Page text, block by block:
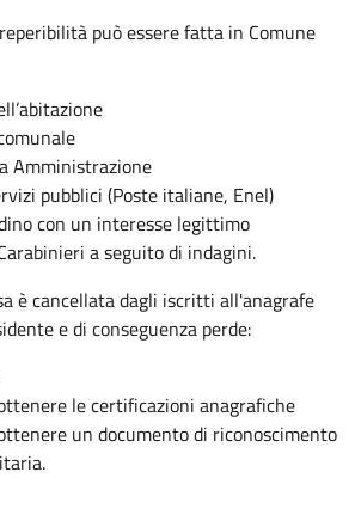
può essere fatta in Comune
Amministrazione
pubblici (Poste italiane, Enel)
con un interesse legittimo
a seguito di indagini.
è cancellata dagli iscritti all'anagrafe
e di conseguenza perde:
le certificazioni anagrafiche
un documento di riconoscimento